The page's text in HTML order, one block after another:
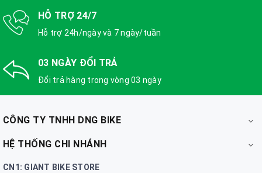
HỖ TRỢ 24/7
Hỗ trợ 24h/ngày và 7 ngày/tuần
03 NGÀY ĐỔI TRẢ
Đổi trả hàng trong vòng 03 ngày
CÔNG TY TNHH DNG BIKE
HỆ THỐNG CHI NHÁNH
CN1: GIANT BIKE STORE